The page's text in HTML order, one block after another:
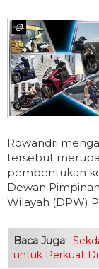
Rowandri
tersebut
pembentukan
Dewan
Wilayah (DPW)
Baca Juga :
untuk Perkuat